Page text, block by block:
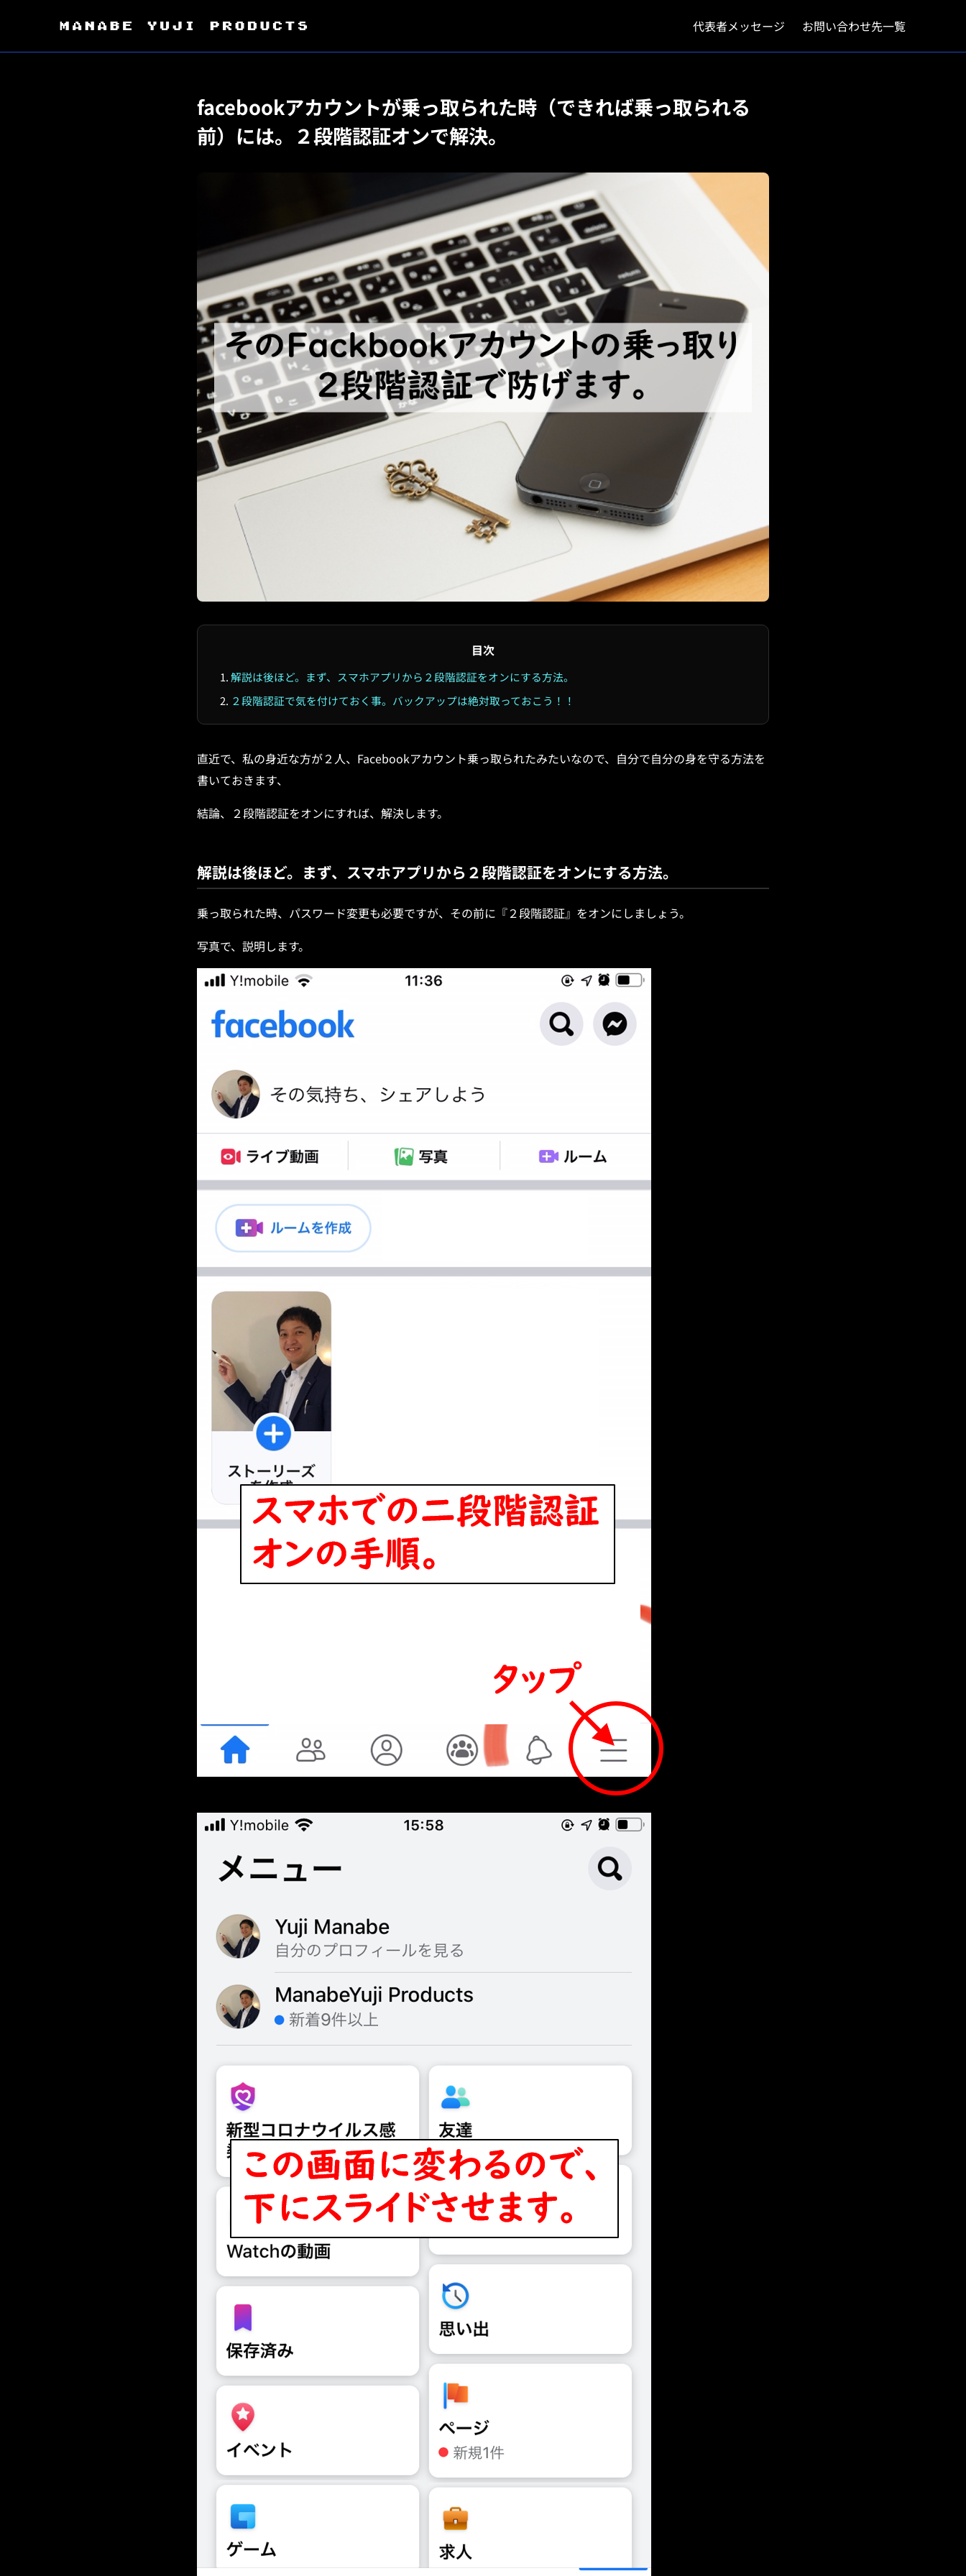
代表者メッセージ お問い合わせ先一覧
facebookアカウントが乗っ取られた時（できれば乗っ取られる
前）には。２段階認証オンで解決。
目次
解説は後ほど。まず、スマホアプリから２段階認証をオンにする方法。
２段階認証で気を付けておく事。バックアップは絶対取っておこう！！
直近で、私の身近な方が２人、Facebookアカウント乗っ取られたみたいなので、自分で自分の身を守る方法を
書いておきます、
結論、２段階認証をオンにすれば、解決します。
解説は後ほど。まず、スマホアプリから２段階認証をオンにする方法。
乗っ取られた時、パスワード変更も必要ですが、その前に『２段階認証』をオンにしましょう。
写真で、説明します。